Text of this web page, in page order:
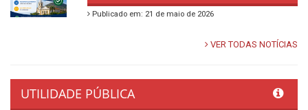
Publicado em: 21 de maio de 2026
VER TODAS NOTÍCIAS
UTILIDADE PÚBLICA